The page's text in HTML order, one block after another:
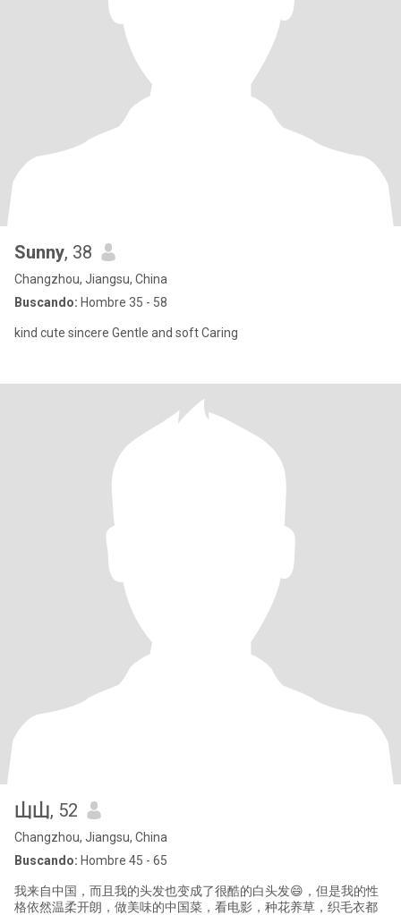
Sunny, 38
Changzhou, Jiangsu, China
Buscando: Hombre 35 - 58
kind cute sincere Gentle and soft Caring
山山, 52
Changzhou, Jiangsu, China
Buscando: Hombre 45 - 65
我来自中国，而且我的头发也变成了很酷的白头发😄，但是我的性
格依然温柔开朗，做美味的中国菜，看电影，种花养草，织毛衣都